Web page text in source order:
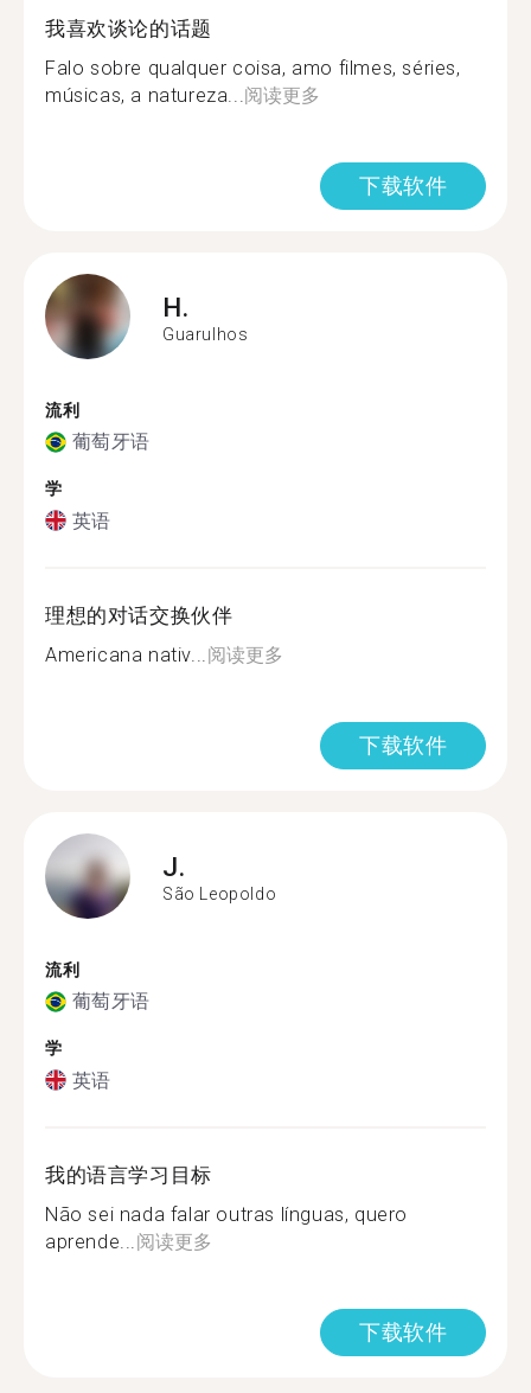
我喜欢谈论的话题
Falo sobre qualquer coisa, amo filmes, séries,
músicas, a natureza... 阅读更多
下载软件
H.
Guarulhos
流利
葡萄牙语
学
英语
理想的对话交换伙伴
Americana nativ... 阅读更多
下载软件
J.
São Leopoldo
流利
葡萄牙语
学
英语
我的语言学习目标
Não sei nada falar outras línguas, quero
aprende... 阅读更多
下载软件